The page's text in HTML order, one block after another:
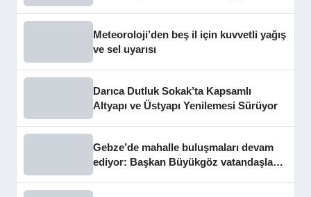
Meteoroloji’den beş il için kuvvetli yağış
ve sel uyarısı
Darıca Dutluk Sokak’ta Kapsamlı
Altyapı ve Üstyapı Yenilemesi Sürüyor
Gebze’de mahalle buluşmaları devam
ediyor: Başkan Büyükgöz vatandaşları